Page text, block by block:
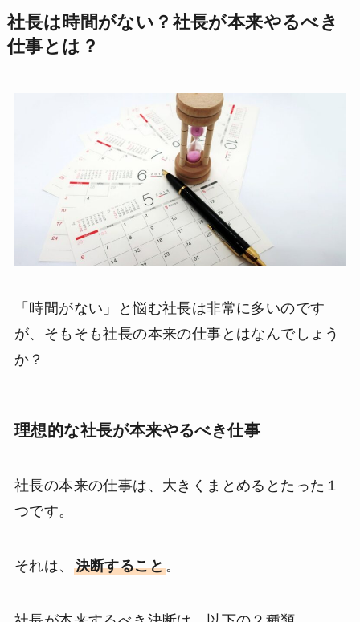
社長は時間がない？社長が本来やるべき
仕事とは？
「時間がない」と悩む社長は非常に多いのです
が、そもそも社長の本来の仕事とはなんでしょう
か？
理想的な社長が本来やるべき仕事
社長の本来の仕事は、大きくまとめるとたった１
つです。
それは、 決断すること。